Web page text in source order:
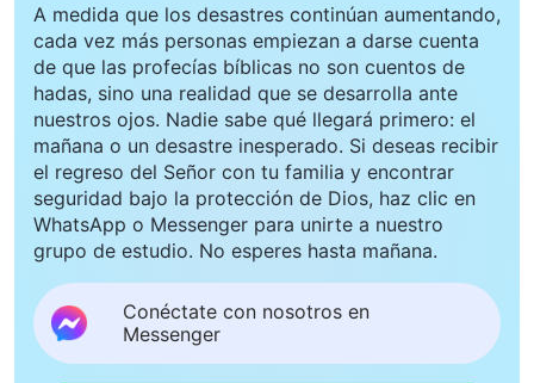
A medida que los desastres continúan aumentando,
cada vez más personas empiezan a darse cuenta
de que las profecías bíblicas no son cuentos de
hadas, sino una realidad que se desarrolla ante
nuestros ojos. Nadie sabe qué llegará primero: el
mañana o un desastre inesperado. Si deseas recibir
el regreso del Señor con tu familia y encontrar
seguridad bajo la protección de Dios, haz clic en
WhatsApp o Messenger para unirte a nuestro
grupo de estudio. No esperes hasta mañana.
Conéctate con nosotros en
Messenger